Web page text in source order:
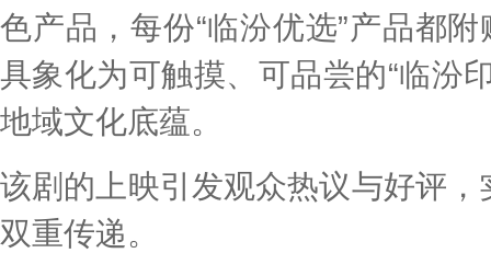
色产品，每份“临汾优选”产品都
具象化为可触摸、可品尝的“临汾
地域文化底蕴。
该剧的上映引发观众热议与好评
双重传递。